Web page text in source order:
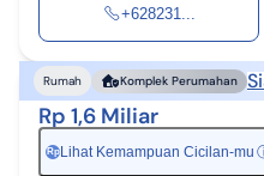
+628231...
Rumah Komplek Perumahan
Rp 1,6 Miliar
Rp Lihat Kemampuan Cicilan-mu